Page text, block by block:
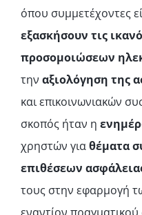
όπου συμμετέχοντες
εξασκήσουν τις
προσομοιώσεων
την αξιολόγηση της
και επικοινωνιακών
σκοπός ήταν η
χρηστών γιαθέματα
επιθέσεων
τους στην εφαρμογή